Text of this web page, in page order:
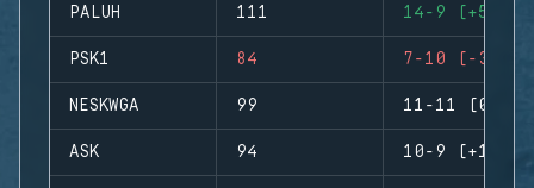
PALUH 111 14-9 (+5)
PSK1 84 7-10 (-3)
NESKWGA 99 11-11 (0)
ASK 94 10-9 (+1)